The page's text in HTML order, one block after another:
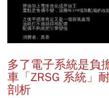
多了電子系統是負
車「ZRSG 系統」
剖析